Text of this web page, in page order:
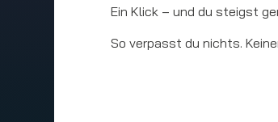
Ein Klick – und du steigst
So verpasst du nichts.